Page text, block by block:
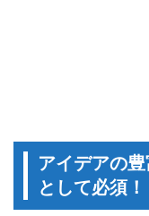
アイデアの
として必須！